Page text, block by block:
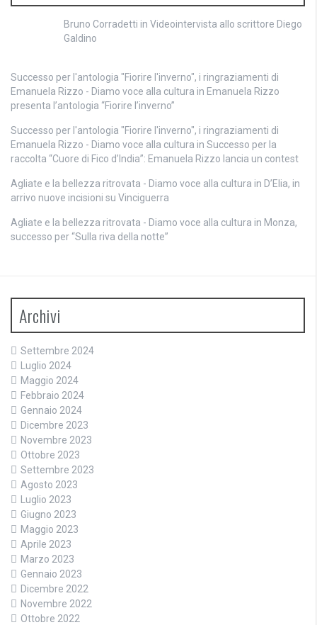
Bruno Corradetti in Videointervista allo scrittore Diego
Galdino
Successo per l'antologia "Fiorire l'inverno", i ringraziamenti di
Emanuela Rizzo - Diamo voce alla cultura in Emanuela Rizzo
presenta l’antologia “Fiorire l’inverno”
Successo per l'antologia "Fiorire l'inverno", i ringraziamenti di
Emanuela Rizzo - Diamo voce alla cultura in Successo per la
raccolta “Cuore di Fico d’India”: Emanuela Rizzo lancia un contest
Agliate e la bellezza ritrovata - Diamo voce alla cultura in D’Elia, in
arrivo nuove incisioni su Vinciguerra
Agliate e la bellezza ritrovata - Diamo voce alla cultura in Monza,
successo per “Sulla riva della notte”
Archivi
Settembre 2024
Luglio 2024
Maggio 2024
Febbraio 2024
Gennaio 2024
Dicembre 2023
Novembre 2023
Ottobre 2023
Settembre 2023
Agosto 2023
Luglio 2023
Giugno 2023
Maggio 2023
Aprile 2023
Marzo 2023
Gennaio 2023
Dicembre 2022
Novembre 2022
Ottobre 2022